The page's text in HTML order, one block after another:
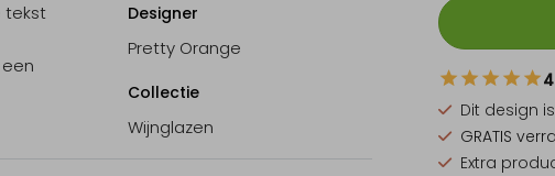
tekst
Designer
Pretty Orange
Collectie
Wijnglazen
Dit design is
GRATIS
Extra